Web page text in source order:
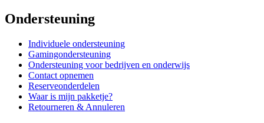
Ondersteuning
Individuele ondersteuning
Gamingondersteuning
Ondersteuning voor bedrijven en onderwijs
Contact opnemen
Reserveonderdelen
Waar is mijn pakketje?
Retourneren & Annuleren